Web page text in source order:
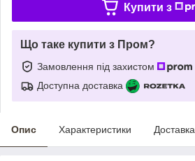
Купити з
Що таке купити з Пром?
Замовлення під захистом
Доступна доставка
Опис Характеристики Доставка